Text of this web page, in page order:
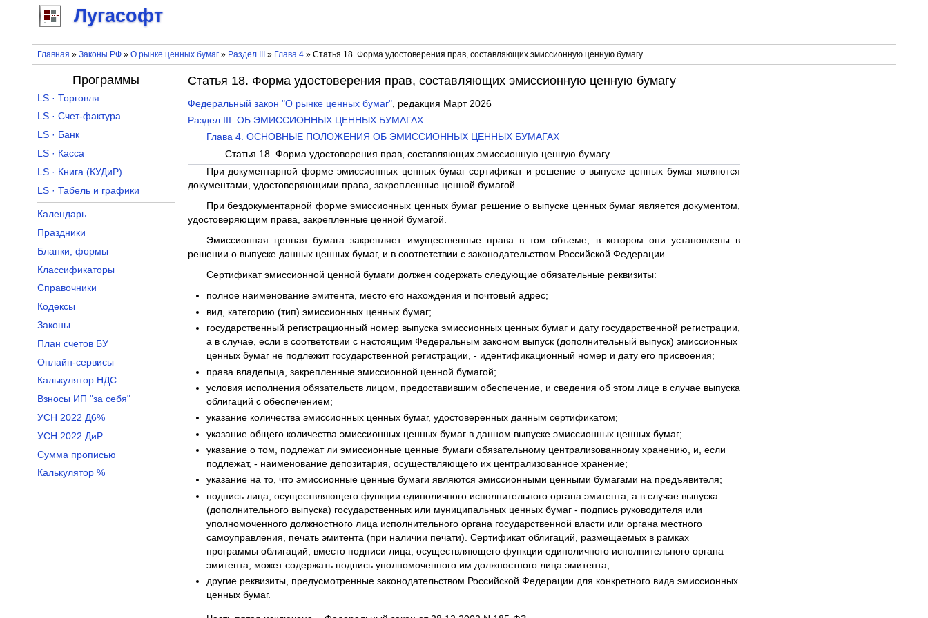
Лугасофт
Главная » Законы РФ» О рынке ценных бумаг» Раздел III » Глава 4» Статья 18. Форма удостоверения прав, составляющих эмиссионную ценную бумагу
Статья 18. Форма удостоверения прав, составляющих эмиссионную ценную бумагу
Федеральный закон "О рынке ценных бумаг", редакция Март 2026
Раздел III. ОБ ЭМИССИОННЫХ ЦЕННЫХ БУМАГАХ
Глава 4. ОСНОВНЫЕ ПОЛОЖЕНИЯ ОБ ЭМИССИОННЫХ ЦЕННЫХ БУМАГАХ
Статья 18. Форма удостоверения прав, составляющих эмиссионную ценную бумагу
При документарной форме эмиссионных ценных бумаг сертификат и решение о выпуске ценных бумаг являются
документами, удостоверяющими права, закрепленные ценной бумагой.
При бездокументарной форме эмиссионных ценных бумаг решение о выпуске ценных бумаг является документом,
удостоверяющим права, закрепленные ценной бумагой.
Эмиссионная ценная бумага закрепляет имущественные права в том объеме, в котором они установлены в
решении о выпуске данных ценных бумаг, и в соответствии с законодательством Российской Федерации.
Сертификат эмиссионной ценной бумаги должен содержать следующие обязательные реквизиты:
полное наименование эмитента, место его нахождения и почтовый адрес;
вид, категорию (тип) эмиссионных ценных бумаг;
государственный регистрационный номер выпуска эмиссионных ценных бумаг и дату государственной регистрации,
а в случае, если в соответствии с настоящим Федеральным законом выпуск (дополнительный выпуск) эмиссионных
ценных бумаг не подлежит государственной регистрации, - идентификационный номер и дату его присвоения;
права владельца, закрепленные эмиссионной ценной бумагой;
условия исполнения обязательств лицом, предоставившим обеспечение, и сведения об этом лице в случае выпуска
облигаций с обеспечением;
указание количества эмиссионных ценных бумаг, удостоверенных данным сертификатом;
указание общего количества эмиссионных ценных бумаг в данном выпуске эмиссионных ценных бумаг;
указание о том, подлежат ли эмиссионные ценные бумаги обязательному централизованному хранению, и, если
подлежат, - наименование депозитария, осуществляющего их централизованное хранение;
указание на то, что эмиссионные ценные бумаги являются эмиссионными ценными бумагами на предъявителя;
подпись лица, осуществляющего функции единоличного исполнительного органа эмитента, а в случае выпуска
(дополнительного выпуска) государственных или муниципальных ценных бумаг - подпись руководителя или
уполномоченного должностного лица исполнительного органа государственной власти или органа местного
самоуправления, печать эмитента (при наличии печати). Сертификат облигаций, размещаемых в рамках
программы облигаций, вместо подписи лица, осуществляющего функции единоличного исполнительного органа
эмитента, может содержать подпись уполномоченного им должностного лица эмитента;
другие реквизиты, предусмотренные законодательством Российской Федерации для конкретного вида эмиссионных
ценных бумаг.
Программы
LS · Торговля
LS · Счет-фактура
LS · Банк
LS · Касса
LS · Книга (КУДиР)
LS · Табель и графики
Календарь
Праздники
Бланки, формы
Классификаторы
Справочники
Кодексы
Законы
План счетов БУ
Онлайн-сервисы
Калькулятор НДС
Взносы ИП "за себя"
УСН 2022 Д6%
УСН 2022 ДиР
Сумма прописью
Калькулятор %